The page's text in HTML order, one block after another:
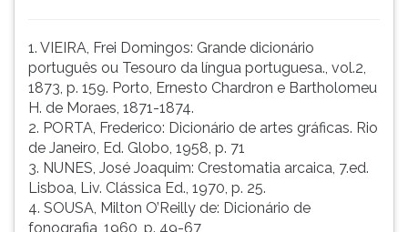
1. VIEIRA, Frei Domingos: Grande dicionário
português ou Tesouro da língua portuguesa., vol.2,
1873, p. 159. Porto, Ernesto Chardron e Bartholomeu
H. de Moraes, 1871-1874.
2. PORTA, Frederico: Dicionário de artes gráficas. Rio
de Janeiro, Ed. Globo, 1958, p. 71
3. NUNES, José Joaquim: Crestomatia arcaica, 7.ed.
Lisboa, Liv. Clássica Ed., 1970, p. 25.
4. SOUSA, Milton O’Reilly de: Dicionário de
fonografia, 1960, p. 49-67